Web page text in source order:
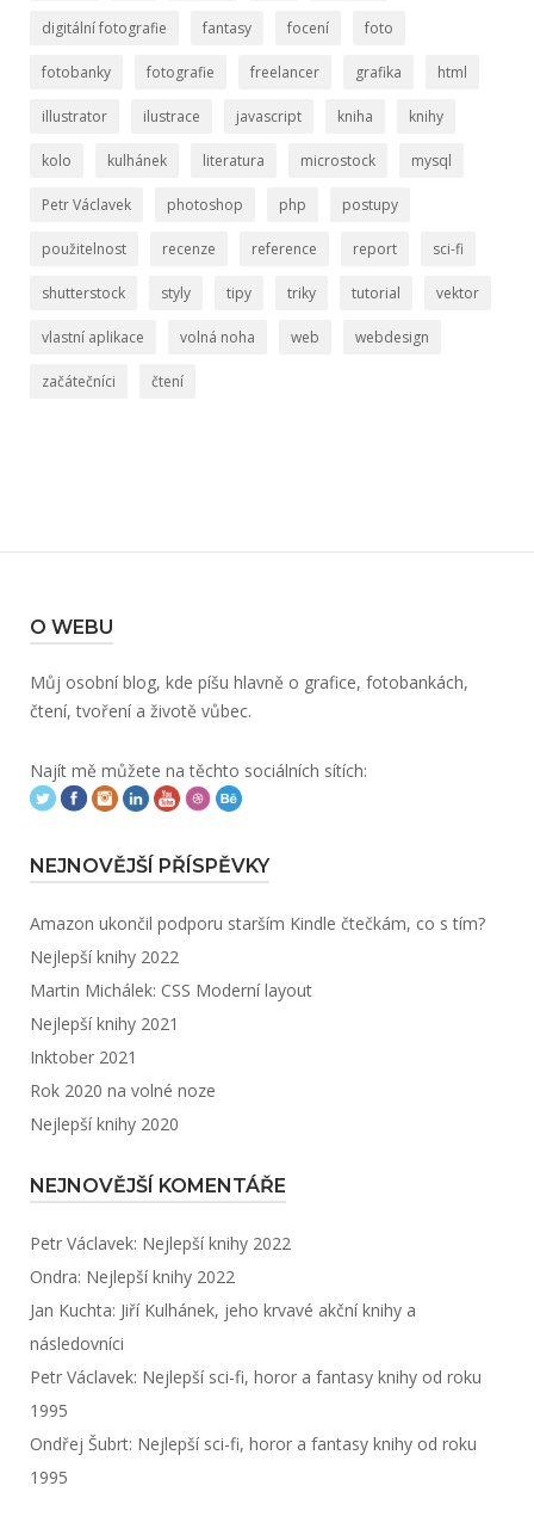
digitální fotografie fantasy focení foto
fotobanky fotografie freelancer grafika html
illustrator ilustrace javascript kniha knihy
kolo kulhánek literatura microstock mysql
Petr Václavek photoshop php postupy
použitelnost recenze reference report sci-fi
shutterstock styly tipy triky tutorial vektor
vlastní aplikace volná noha web webdesign
začátečníci čtení
O WEBU
Můj osobní blog, kde píšu hlavně o grafice, fotobankách,
čtení, tvoření a životě vůbec.
Najít mě můžete na těchto sociálních sítích:
NEJNOVĚJŠÍ PŘÍSPĚVKY
Amazon ukončil podporu starším Kindle čtečkám, co s tím?
Nejlepší knihy 2022
Martin Michálek: CSS Moderní layout
Nejlepší knihy 2021
Inktober 2021
Rok 2020 na volné noze
Nejlepší knihy 2020
NEJNOVĚJŠÍ KOMENTÁŘE
Petr Václavek: Nejlepší knihy 2022
Ondra: Nejlepší knihy 2022
Jan Kuchta: Jiří Kulhánek, jeho krvavé akční knihy a
následovníci
Petr Václavek: Nejlepší sci-fi, horor a fantasy knihy od roku
1995
Ondřej Šubrt: Nejlepší sci-fi, horor a fantasy knihy od roku
1995